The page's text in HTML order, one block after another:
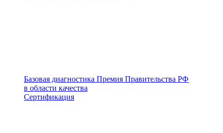
Базовая диагностика Премия Правительства РФ
в области качества
Сертификация